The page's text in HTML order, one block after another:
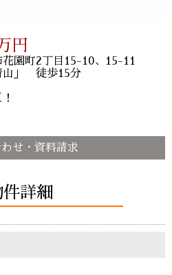
円
園町2丁目15-10、15-11
青山」 徒歩15分
せ・資料請求
詳細